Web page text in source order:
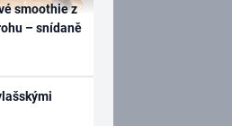
smoothie z
– snídaně